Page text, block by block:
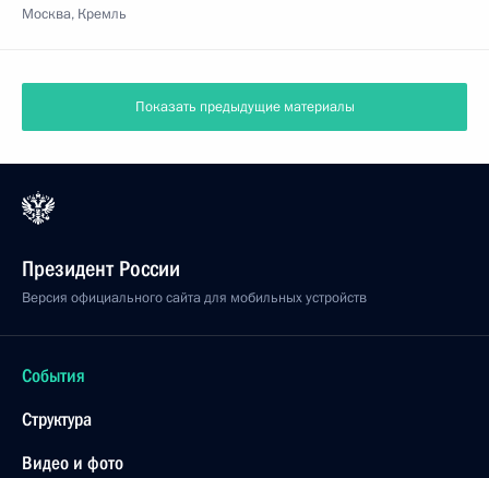
Москва, Кремль
Показать предыдущие материалы
Президент России
Версия официального сайта для мобильных устройств
События
Структура
Видео и фото